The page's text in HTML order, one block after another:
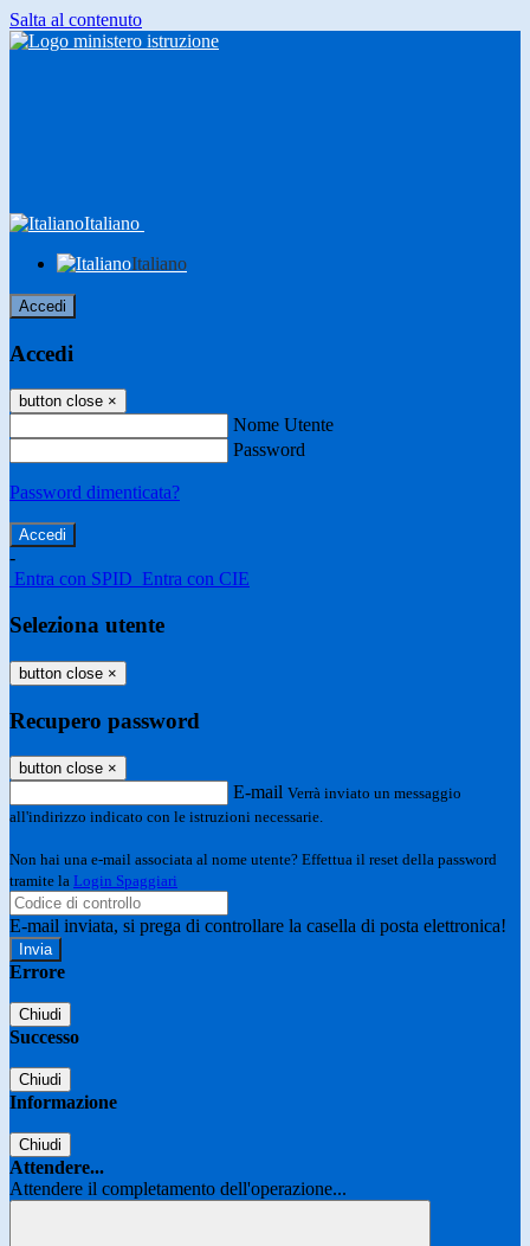
Salta al contenuto
Italiano
Italiano
Accedi
Accedi
button close ×
Nome Utente
Password
Password dimenticata?
-
Entra con SPID Entra con CIE
Seleziona utente
button close ×
Recupero password
button close ×
E-mail Verrà inviato un messaggio
all'indirizzo indicato con le istruzioni necessarie.
Non hai una e-mail associata al nome utente? Effettua il reset della password
tramite la Login Spaggiari
E-mail inviata, si prega di controllare la casella di posta elettronica!
Errore
Chiudi
Successo
Chiudi
Informazione
Chiudi
Attendere...
Attendere il completamento dell'operazione...